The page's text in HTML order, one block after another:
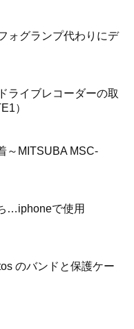
ォグランプ代わりにデ
ライブレコーダーの取
）
～MITSUBA MSC-
…iphoneで使用
のバンドと保護ケー